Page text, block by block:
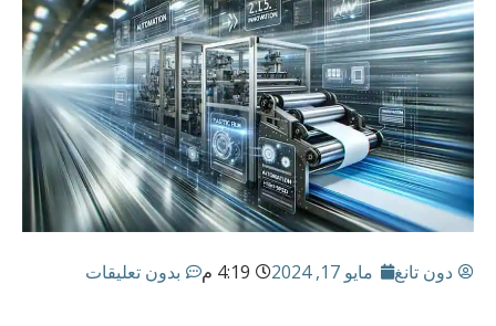
دون تانغ مايو 17, 2024 4:19 م بدون تعليقات